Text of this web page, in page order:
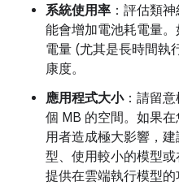
系統使用率 ：評估類
能會增加電池耗電量
電量 (尤其是長時間執
康度。
應用程式大小：請留
個 MB 的空間。如果
用者造成極大影響，
型、使用較小的模型
提供在雲端執行模型的